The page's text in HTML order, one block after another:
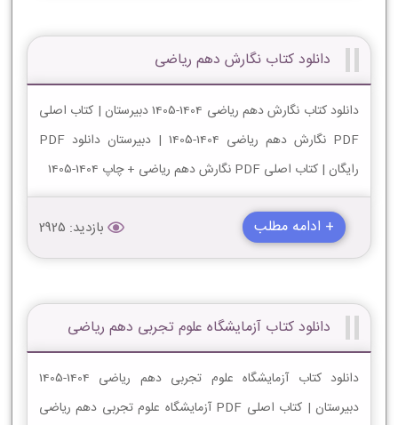
دانلود کتاب نگارش دهم ریاضی
دانلود کتاب نگارش دهم ریاضی 1404-1405 دبیرستان | کتاب اصلی
PDF نگارش دهم ریاضی 1404-1405 | دبیرستان دانلود PDF
رایگان | کتاب اصلی PDF نگارش دهم ریاضی + چاپ 1404-1405
+ ادامه مطلب بازدید: 2925
دانلود کتاب آزمایشگاه علوم تجربی دهم ریاضی
دانلود کتاب آزمایشگاه علوم تجربی دهم ریاضی 1404-1405
دبیرستان | کتاب اصلی PDF آزمایشگاه علوم تجربی دهم ریاضی